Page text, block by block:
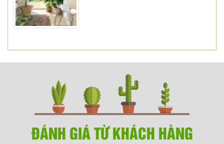
ĐÁNH GIÁ TỪ KHÁCH HÀNG